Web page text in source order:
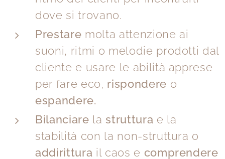
dove si trovano.
Prestare molta attenzione ai
suoni, ritmi o melodie prodotti dal
cliente e usare le abilità apprese
per fare eco, rispondere o
espandere.
Bilanciare la struttura e la
stabilità con la non-struttura o
addirittura il caos e comprendere